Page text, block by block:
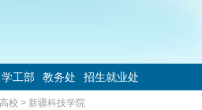
学工部 教务处 招生就业处
校 > 新疆科技学院